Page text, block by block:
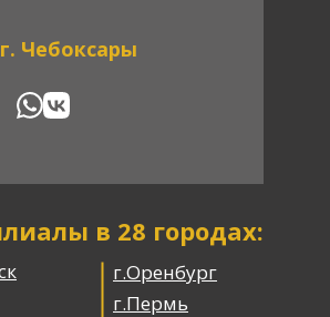
г.Оренбург
г.Пермь
в 28 городах: